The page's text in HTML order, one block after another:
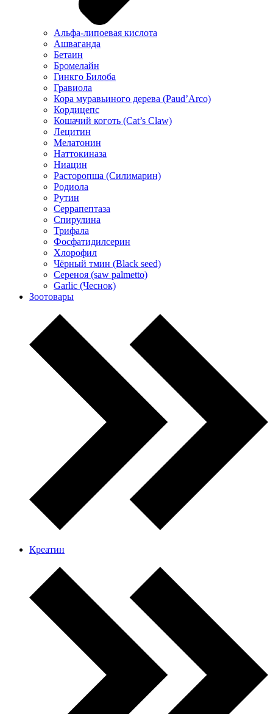
Альфа-липоевая кислота
Ашваганда
Бетаин
Бромелайн
Гинкго Билоба
Гравиола
Кора муравьиного дерева (Paud’Arco)
Кордицепс
Кошачий коготь (Cat’s Claw)
Лецитин
Мелатонин
Наттокиназа
Ниацин
Расторопша (Силимарин)
Родиола
Рутин
Серрапептаза
Спирулина
Трифала
Фосфатидилсерин
Хлорофил
Чёрный тмин (Black seed)
Сереноя (saw palmetto)
Garlic (Чеснок)
Зоотовары
Креатин